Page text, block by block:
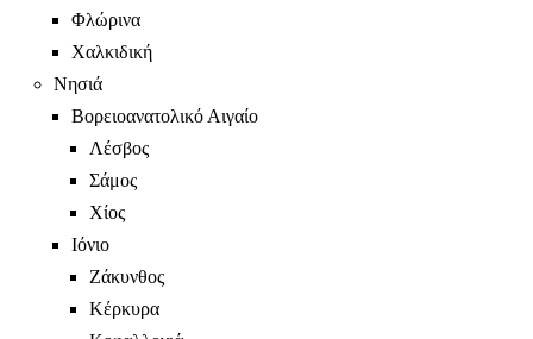
Φλώρινα
Χαλκιδική
Νησιά
Βορειοανατολικό Αιγαίο
Λέσβος
Σάμος
Χίος
Ιόνιο
Ζάκυνθος
Κέρκυρα